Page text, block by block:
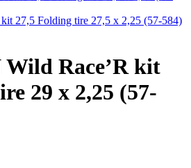
27,5 Folding tire 27,5 x 2,25 (57-584)
Race’R kit
29 x 2,25 (57-